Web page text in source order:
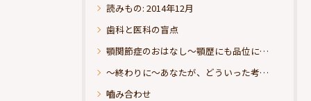
読みもの: 2014年12月
歯科と医科の盲点
顎関節症のおはなし～顎歴にも品位にこだわりたい
～終わりに～あなたが、どういった考えの治療をお求めになられるのか？
嚙み合わせ